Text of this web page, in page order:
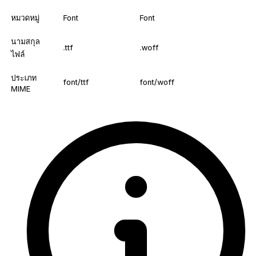
หมวดหมู่ Font Font
นามสกุล
ไฟล์
.ttf .woff
ประเภท
MIME
font/ttf font/woff